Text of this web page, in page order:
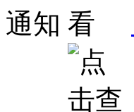
通知